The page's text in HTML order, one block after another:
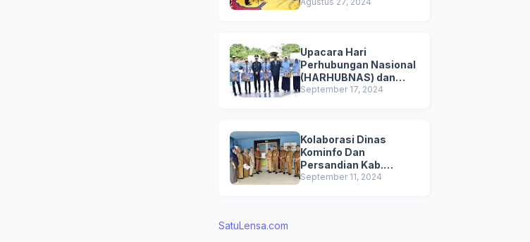
Upacara Hari
Perhubungan Nasional
(HARHUBNAS) dan
Peluncuran Kartu
September 17, 2024
Kolaborasi Dinas
Kominfo Dan
Persandian Kab.
Kampar Bersama UPT
September 11, 2024
SatuLensa.com